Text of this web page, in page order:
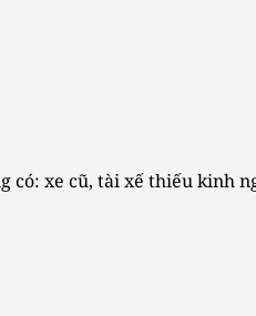
xe cũ, tài xế thiếu kinh